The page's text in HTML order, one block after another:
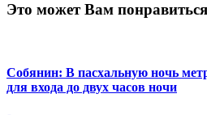
Это может Вам
Собянин: В пасхальную ночь
для входа до двух часов ночи